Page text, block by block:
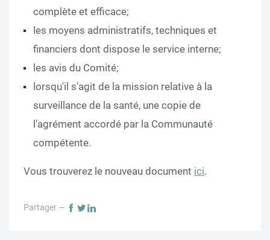
complète et efficace;
les moyens administratifs, techniques et
financiers dont dispose le service interne;
les avis du Comité;
lorsqu'il s'agit de la mission relative à la
surveillance de la santé, une copie de
l'agrément accordé par la Communauté
compétente.
Vous trouverez le nouveau document ici.
Partager —